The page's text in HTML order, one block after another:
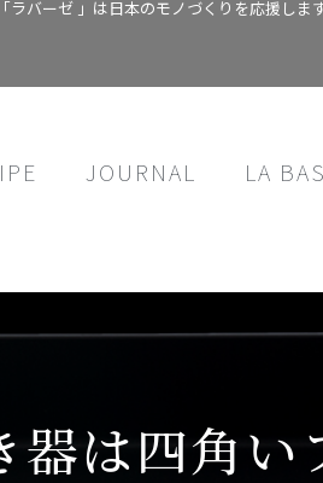
ラバーゼ 」は日本のモノづくりを応援しま
JOURNAL LA
器は四角い